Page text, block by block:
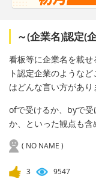
～(企業名)認定(
看板等に企業名を載
ト認定企業のような
はどんな言い方があり
ofで受けるか、byで
か、といった観点も含
( NO NAME )
3 9547